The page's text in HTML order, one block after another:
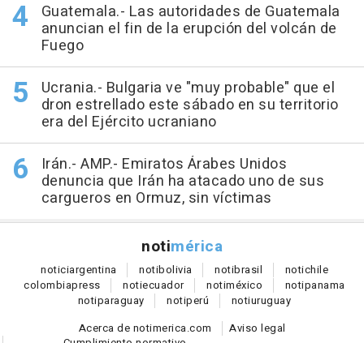
Guatemala.- Las autoridades de Guatemala
anuncian el fin de la erupción del volcán de
Fuego
Ucrania.- Bulgaria ve "muy probable" que el
dron estrellado este sábado en su territorio
era del Ejército ucraniano
Irán.- AMP.- Emiratos Árabes Unidos
denuncia que Irán ha atacado uno de sus
cargueros en Ormuz, sin víctimas
notimérica
noticiargentina notibolivia notibrasil notichile
colombiapress notiecuador notiméxico notipanama
notiparaguay notiperú notiuruguay
Acerca de notimerica.com
Aviso legal